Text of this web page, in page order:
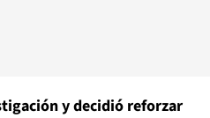
y decidió reforzar